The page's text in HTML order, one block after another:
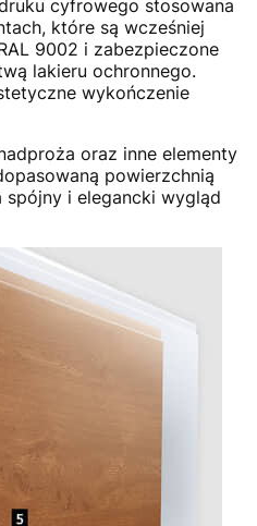
cyfrowego stosowana
które są wcześniej
9002 i zabezpieczone
lakieru ochronnego.
wykończenie
oraz inne elementy
powierzchnią
i elegancki wygląd